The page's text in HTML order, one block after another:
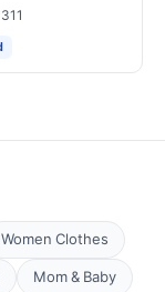
Women Clothes
Mom & Baby